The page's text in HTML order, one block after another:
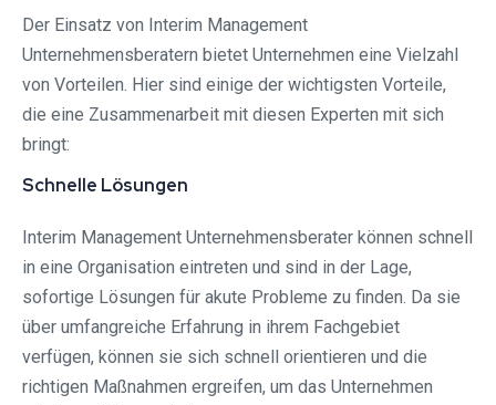
Der Einsatz von Interim Management
Unternehmensberatern bietet Unternehmen eine Vielzahl
von Vorteilen. Hier sind einige der wichtigsten Vorteile,
die eine Zusammenarbeit mit diesen Experten mit sich
bringt:
Schnelle Lösungen
Interim Management Unternehmensberater können schnell
in eine Organisation eintreten und sind in der Lage,
sofortige Lösungen für akute Probleme zu finden. Da sie
über umfangreiche Erfahrung in ihrem Fachgebiet
verfügen, können sie sich schnell orientieren und die
richtigen Maßnahmen ergreifen, um das Unternehmen